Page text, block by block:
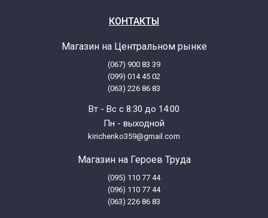
КОНТАКТЫ
Магазин на Центральном рынке
(067) 900 83 39
(099) 014 45 02
(063) 226 86 83
Вт - Вс с 8:30 до 14:00
Пн - выходной
kirichenko359@gmail.com
Магазин на Героев Труда
(095) 110 77 44
(096) 110 77 44
(063) 226 86 83